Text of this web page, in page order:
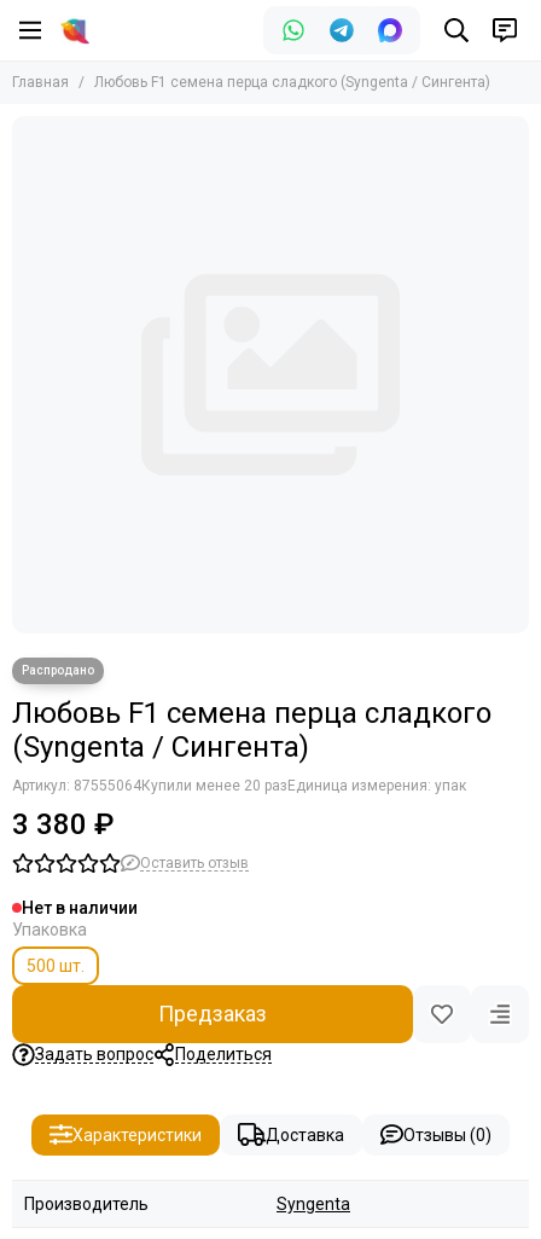
Главная Любовь F1 семена перца сладкого (Syngenta / Сингента)
Любовь F1 семена перца сладкого
(Syngenta / Сингента)
Артикул: 87555064Купили менее 20 раз Единица измерения: упак
3 380 ₽
Оставить отзыв
Нет в наличии
Упаковка
500 шт.
Предзаказ
Задать вопрос Поделиться
Характеристики Доставка Отзывы (0)
Производитель Syngenta